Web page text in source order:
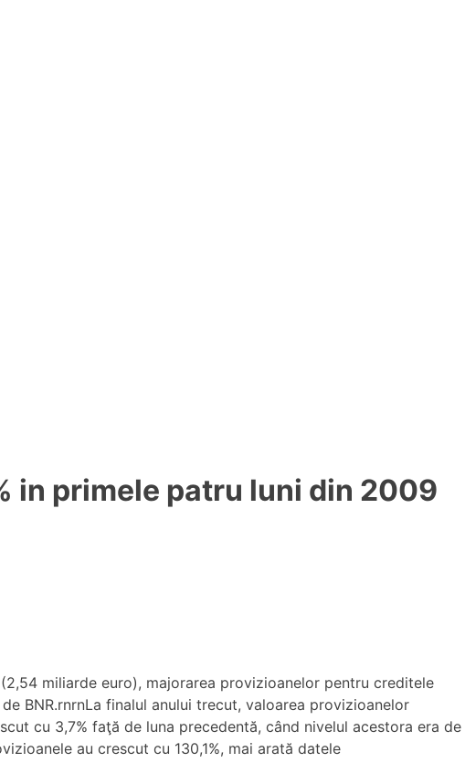
in primele patru luni din 2009
miliarde euro), majorarea provizioanelor pentru creditele
BNR.rnrnLa finalul anului trecut, valoarea provizioanelor
cu 3,7% faţă de luna precedentă, când nivelul acestora era de
au crescut cu 130,1%, mai arată datele